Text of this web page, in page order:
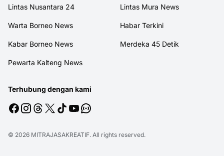
Lintas Nusantara 24 Lintas Mura News
Warta Borneo News Habar Terkini
Kabar Borneo News Merdeka 45 Detik
Pewarta Kalteng News
Terhubung dengan kami
© 2026 MITRAJASAKREATIF. All rights reserved.